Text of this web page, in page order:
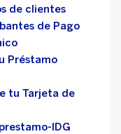
de clientes
de Pago
Préstamo
tu Tarjeta de
IDG